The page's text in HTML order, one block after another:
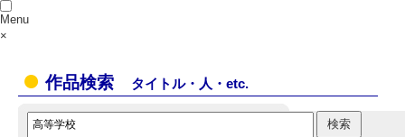
Menu
×
作品検索 タイトル・人・etc.